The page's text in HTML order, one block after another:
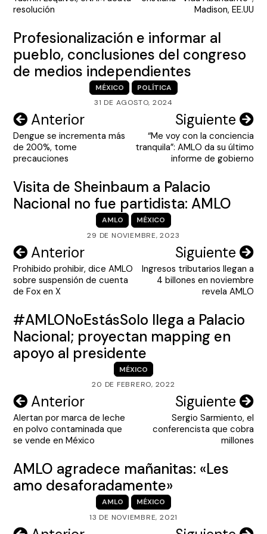
entradas
resolución
Madison, EE.UU
Profesionalización e informar al
pueblo, conclusiones del congreso
de medios independientes
MÉXICO
POLÍTICA
31 DE AGOSTO, 2024
Navegación
de
entradas
Anterior
Dengue se incrementa más
de 200%, tome
precauciones
Siguiente
“Me voy con la conciencia
tranquila”: AMLO da su último
informe de gobierno
Visita de Sheinbaum a Palacio
Nacional no fue partidista: AMLO
AMLO
MÉXICO
29 DE NOVIEMBRE, 2023
Navegación
de
entradas
Anterior
Prohibido prohibir, dice AMLO
sobre suspensión de cuenta
de Fox en X
Siguiente
Ingresos tributarios llegan a
4 billones en noviembre
revela AMLO
#AMLONoEstásSolo llega a Palacio
Nacional; proyectan mapping en
apoyo al presidente
MÉXICO
20 DE FEBRERO, 2022
Navegación
de
entradas
Anterior
Alertan por marca de leche
en polvo contaminada que
se vende en México
Siguiente
Sergio Sarmiento, el
conferencista que cobra
millones
AMLO agradece mañanitas: «Les
amo desaforadamente»
AMLO
MÉXICO
13 DE NOVIEMBRE, 2021